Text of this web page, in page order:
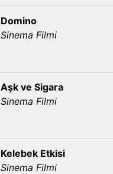
Domino
Sinema Filmi
Aşk ve Sigara
Sinema Filmi
Kelebek Etkisi
Sinema Filmi